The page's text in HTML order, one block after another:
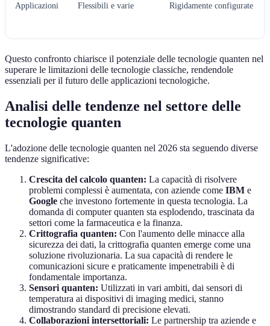
Applicazioni Flessibili e varie Rigidamente configurate
Questo confronto chiarisce il potenziale delle tecnologie quanten nel
superare le limitazioni delle tecnologie classiche, rendendole
essenziali per il futuro delle applicazioni tecnologiche.
Analisi delle tendenze nel settore delle
tecnologie quanten
L'adozione delle tecnologie quanten nel 2026 sta seguendo diverse
tendenze significative:
Crescita del calcolo quanten: La capacità di risolvere
problemi complessi è aumentata, con aziende come IBM e
Google che investono fortemente in questa tecnologia. La
domanda di computer quanten sta esplodendo, trascinata da
settori come la farmaceutica e la finanza.
Crittografia quanten: Con l'aumento delle minacce alla
sicurezza dei dati, la crittografia quanten emerge come una
soluzione rivoluzionaria. La sua capacità di rendere le
comunicazioni sicure e praticamente impenetrabili è di
fondamentale importanza.
Sensori quanten: Utilizzati in vari ambiti, dai sensori di
temperatura ai dispositivi di imaging medici, stanno
dimostrando standard di precisione elevati.
Collaborazioni intersettoriali: Le partnership tra aziende e